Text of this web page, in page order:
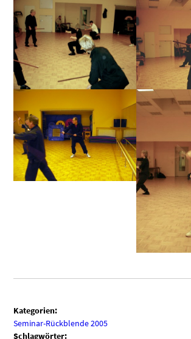
Kategorien:
Seminar-Rückblende 2005
Schlagwörter: